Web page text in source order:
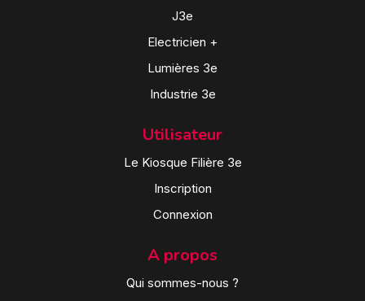
J3e
Electricien +
Lumières 3e
Industrie 3e
Utilisateur
Le Kiosque Filière 3e
Inscription
Connexion
A propos
Qui sommes-nous ?